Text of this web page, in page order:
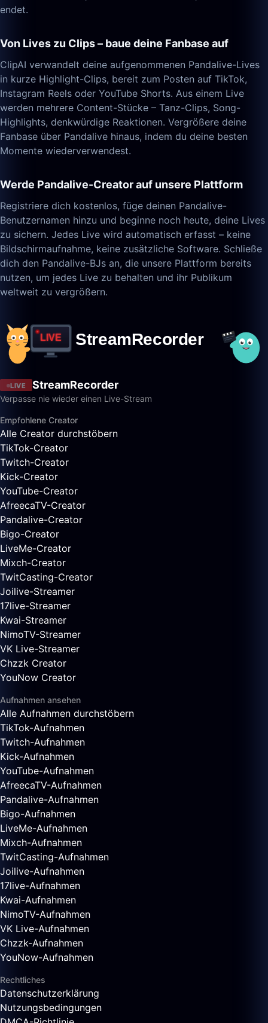
endet.
Von Lives zu Clips – baue deine Fanbase auf
ClipAI verwandelt deine aufgenommenen Pandalive-Lives
in kurze Highlight-Clips, bereit zum Posten auf TikTok,
Instagram Reels oder YouTube Shorts. Aus einem Live
werden mehrere Content-Stücke – Tanz-Clips, Song-
Highlights, denkwürdige Reaktionen. Vergrößere deine
Fanbase über Pandalive hinaus, indem du deine besten
Momente wiederverwendest.
Werde Pandalive-Creator auf unsere Plattform
Registriere dich kostenlos, füge deinen Pandalive-
Benutzernamen hinzu und beginne noch heute, deine Lives
zu sichern. Jedes Live wird automatisch erfasst – keine
Bildschirmaufnahme, keine zusätzliche Software. Schließe
dich den Pandalive-BJs an, die unsere Plattform bereits
nutzen, um jedes Live zu behalten und ihr Publikum
weltweit zu vergrößern.
LIVE StreamRecorder
Verpasse nie wieder einen Live-Stream
Empfohlene Creator
Alle Creator durchstöbern
TikTok-Creator
Twitch-Creator
Kick-Creator
YouTube-Creator
AfreecaTV-Creator
Pandalive-Creator
Bigo-Creator
LiveMe-Creator
Mixch-Creator
TwitCasting-Creator
Joilive-Streamer
17live-Streamer
Kwai-Streamer
NimoTV-Streamer
VK Live-Streamer
Chzzk Creator
YouNow Creator
Aufnahmen ansehen
Alle Aufnahmen durchstöbern
TikTok-Aufnahmen
Twitch-Aufnahmen
Kick-Aufnahmen
YouTube-Aufnahmen
AfreecaTV-Aufnahmen
Pandalive-Aufnahmen
Bigo-Aufnahmen
LiveMe-Aufnahmen
Mixch-Aufnahmen
TwitCasting-Aufnahmen
Joilive-Aufnahmen
17live-Aufnahmen
Kwai-Aufnahmen
NimoTV-Aufnahmen
VK Live-Aufnahmen
Chzzk-Aufnahmen
YouNow-Aufnahmen
Rechtliches
Datenschutzerklärung
Nutzungsbedingungen